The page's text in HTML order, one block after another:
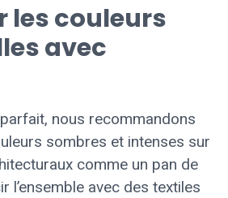
les couleurs
avec
nous recommandons
sombres et intenses sur
comme un pan de
l’ensemble avec des textiles